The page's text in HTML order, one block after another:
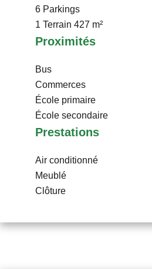
6 Parkings
1 Terrain 427 m²
Proximités
Bus
Commerces
École primaire
École secondaire
Prestations
Air conditionné
Meublé
Clôture